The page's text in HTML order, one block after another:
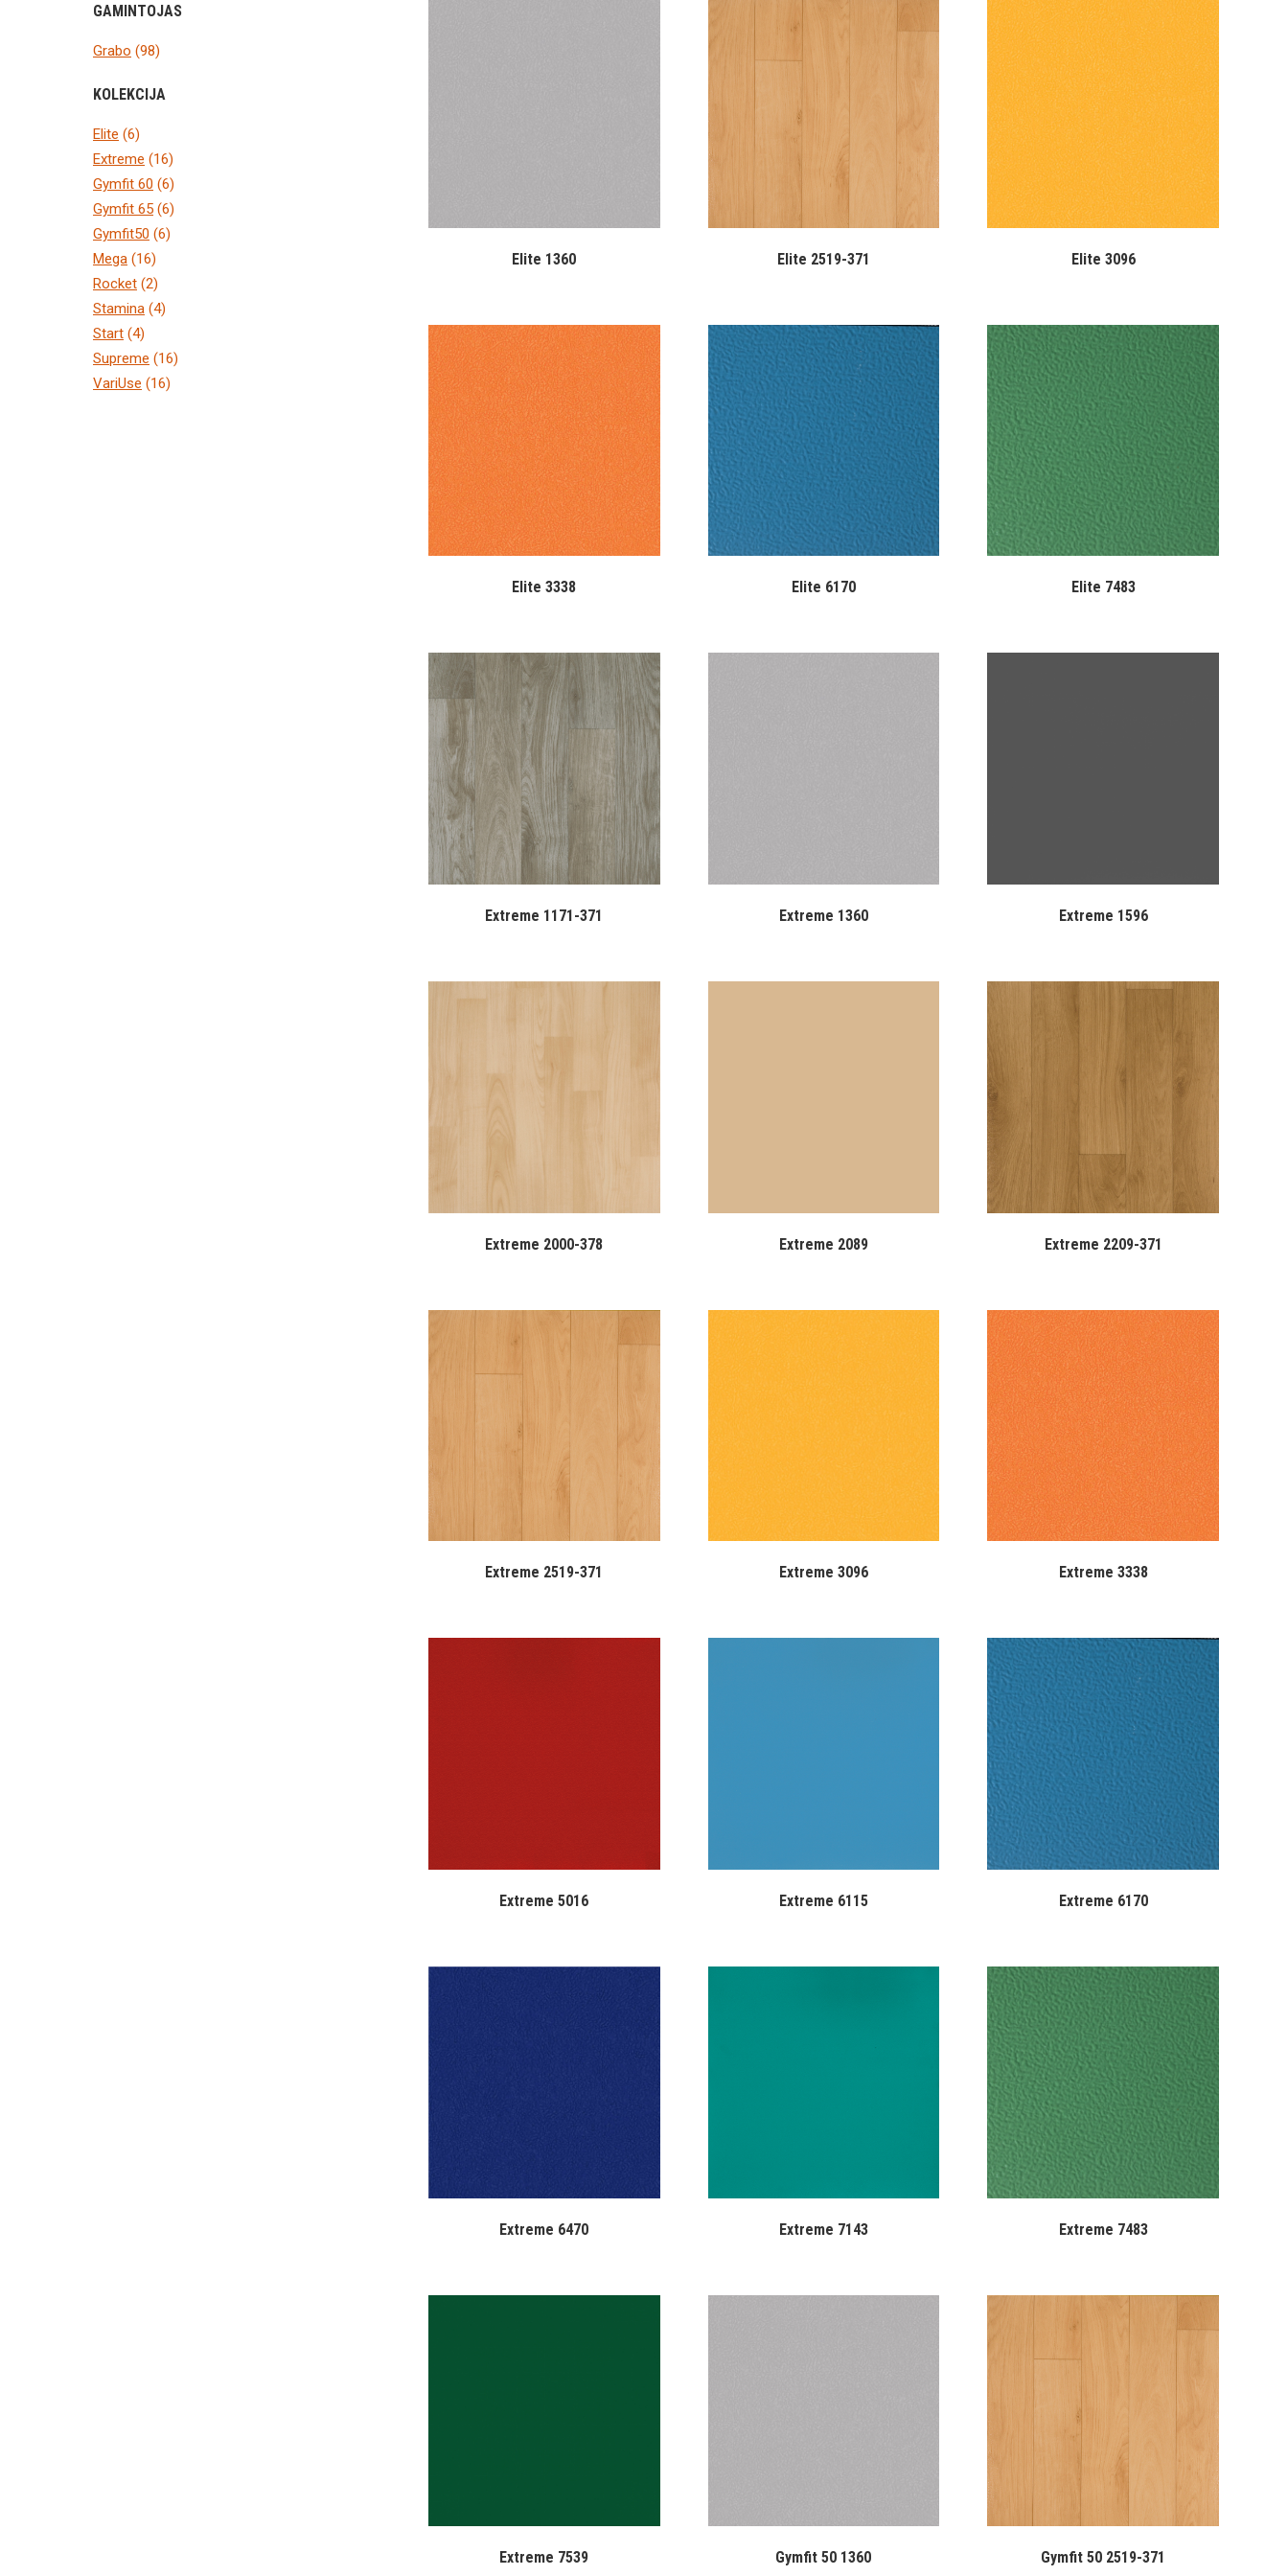
Elite 1360 Elite 2519-371 Elite 3096
Elite 3338 Elite 6170 Elite 7483
Extreme 1171-371 Extreme 1360 Extreme 1596
Extreme 2000-378 Extreme 2089 Extreme 2209-371
Extreme 2519-371 Extreme 3096 Extreme 3338
Extreme 5016 Extreme 6115 Extreme 6170
Extreme 6470 Extreme 7143 Extreme 7483
Extreme 7539 Gymfit 50 1360 Gymfit 50 2519-371
GAMINTOJAS
Grabo (98)
KOLEKCIJA
Elite (6)
Extreme (16)
Gymfit 60 (6)
Gymfit 65 (6)
Gymfit50 (6)
Mega (16)
Rocket (2)
Stamina (4)
Start (4)
Supreme (16)
VariUse (16)